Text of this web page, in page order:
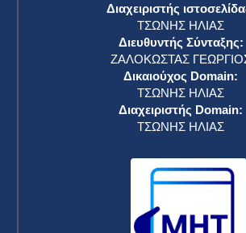
Διαχειριστής
ΤΣΩΝΗΣ ΗΛΙΑΣ
Διευθυντής Σύνταξης:
ΖΑΛΟΚΩΣΤΑΣ
Δικαιούχος Domain:
ΤΣΩΝΗΣ ΗΛΙΑΣ
Διαχειριστής Domain:
ΤΣΩΝΗΣ ΗΛΙΑΣ